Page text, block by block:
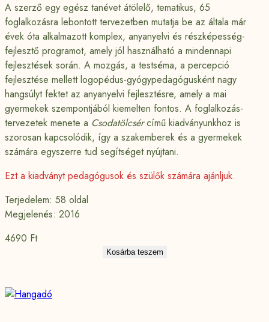
A szerző egy egész tanévet átölelő, tematikus, 65
foglalkozásra lebontott tervezetben mutatja be az általa már
évek óta alkalmazott komplex, anyanyelvi és részképesség-
fejlesztő programot, amely jól használható a mindennapi
fejlesztések során. A mozgás, a testséma, a percepció
fejlesztése mellett logopédus-gyógypedagógusként nagy
hangsúlyt fektet az anyanyelvi fejlesztésre, amely a mai
gyermekek szempontjából kiemelten fontos. A foglalkozás-
tervezetek menete a Csodatölcsércímű kiadványunkhoz is
szorosan kapcsolódik, így a szakemberek és a gyermekek
számára egyszerre tud segítséget nyújtani.
Ezt a kiadványt pedagógusok és szülők számára ajánljuk.
Terjedelem: 58 oldal
Megjelenés: 2016
4690 Ft
Kosárba teszem